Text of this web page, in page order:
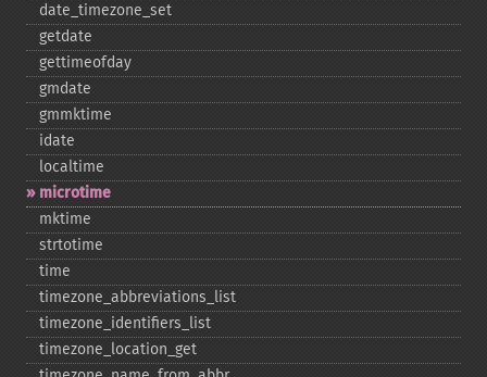
date_​timezone_​set
getdate
gettimeofday
gmdate
gmmktime
idate
localtime
microtime
mktime
strtotime
time
timezone_​abbreviations_​list
timezone_​identifiers_​list
timezone_​location_​get